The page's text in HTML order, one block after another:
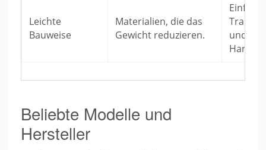
Leichte
Bauweise
Materialien, die das
Gewicht reduzieren.
und
Beliebte Modelle und
Hersteller